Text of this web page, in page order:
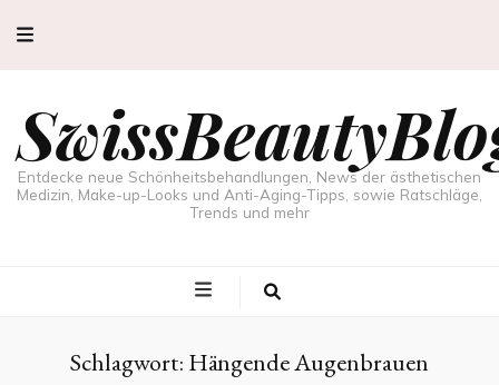
Entdecke neue Schönheitsbehandlungen, News der ästhetischen
Medizin, Make-up-Looks und Anti-Aging-Tipps, sowie Ratschläge,
Trends und mehr
Schlagwort: Hängende Augenbrauen